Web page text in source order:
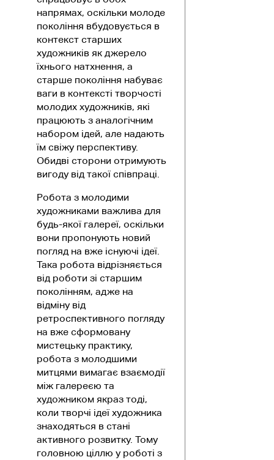
напрямах, оскільки молоде
покоління вбудовується в
контекст старших
художників як джерело
їхнього натхнення, а
старше покоління набуває
ваги в контексті творчості
молодих художників, які
працюють з аналогічним
набором ідей, але надають
їм свіжу перспективу.
Обидві сторони отримують
вигоду від такої співпраці.
Робота з молодими
художниками важлива для
будь-якої галереї, оскільки
вони пропонують новий
погляд на вже існуючі ідеї.
Така робота відрізняється
від роботи зі старшим
поколінням, адже на
відміну від
ретроспективного погляду
на вже сформовану
мистецьку практику,
робота з молодшими
митцями вимагає взаємодії
між галереєю та
художником якраз тоді,
коли творчі ідеї художника
знаходяться в стані
активного розвитку. Тому
головною ціллю у роботі з